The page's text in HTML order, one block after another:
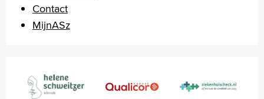
Contact
MijnASz